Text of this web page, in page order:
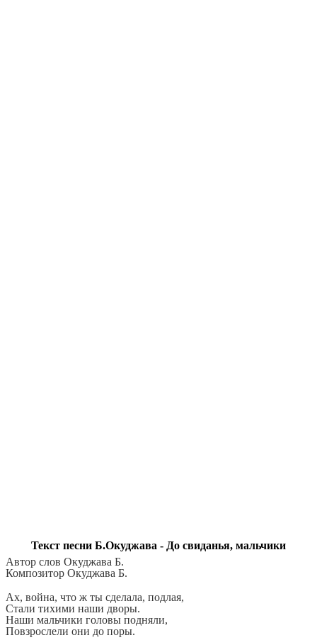
Текст песни Б.Окуджава - До свиданья, мальчики
Автор слов Окуджава Б.
Композитор Окуджава Б.
Ах, война, что ж ты сделала, подлая,
Стали тихими наши дворы.
Наши мальчики головы подняли,
Повзрослели они до поры.